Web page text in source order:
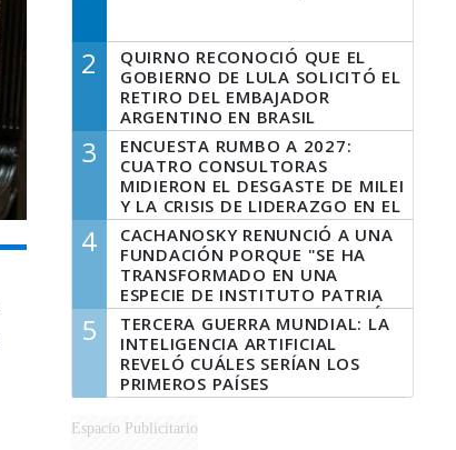
2
QUIRNO RECONOCIÓ QUE EL
GOBIERNO DE LULA SOLICITÓ EL
RETIRO DEL EMBAJADOR
ARGENTINO EN BRASIL
3
ENCUESTA RUMBO A 2027:
CUATRO CONSULTORAS
MIDIERON EL DESGASTE DE MILEI
Y LA CRISIS DE LIDERAZGO EN EL
PERONISMO
4
CACHANOSKY RENUNCIÓ A UNA
FUNDACIÓN PORQUE "SE HA
TRANSFORMADO EN UNA
ESPECIE DE INSTITUTO PATRIA
INCONDICIONAL DE LA GESTIÓN
DE MILEI"
5
TERCERA GUERRA MUNDIAL: LA
INTELIGENCIA ARTIFICIAL
REVELÓ CUÁLES SERÍAN LOS
PRIMEROS PAÍSES
LATINOAMERICANOS EN SER
DERROTADOS
Espacio Publicitario